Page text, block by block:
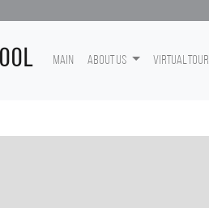
Main About Us Virtual Tour